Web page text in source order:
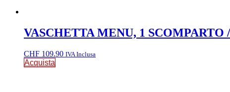
VASCHETTA MENU, 1 SCOMPARTO
CHF 109.90 IVA Inclusa
Acquista